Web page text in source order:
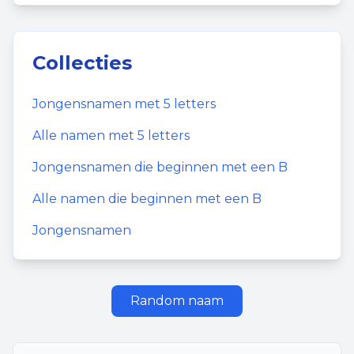
Collecties
Jongensnamen met 5 letters
Alle namen met 5 letters
Jongensnamen die beginnen met een B
Alle namen die beginnen met een B
Jongensnamen
Random naam